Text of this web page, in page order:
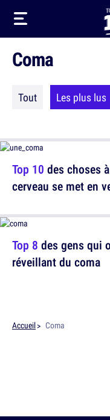
Coma
Tout Les plus lus
Top 10 des choses
cerveau se met en
Top 8 des gens qui
réveillant du coma
Accueil Coma